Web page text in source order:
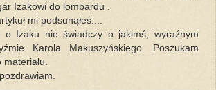
Izakowi do lombardu .
mi podsunąłeś....
o Izaku nie świadczy o jakimś, wyraźnym
Karola Makuszyńskiego. Poszukam